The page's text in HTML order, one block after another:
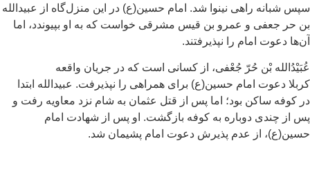
شبانه راهی نینوا شد. امام حسین(ع) در این منزل‌گاه از عبیدالله
حر جعفی و عمرو بن قیس مشرقی خواست که به او بپیوندد، اما
دعوت امام را نپذیرفتند.
بْن حُرّ جُعْفی، از کسانی است که در جریان واقعه
دعوت امام حسین(ع) برای همراهی را نپذیرفت. عبیدالله ابتدا
کوفه ساکن بود؛ اما پس از قتل عثمان به شام نزد معاویه رفت و
از چندی دوباره به کوفه بازگشت. او پس از شهادت امام
از عدم پذیرش دعوت امام پشیمان شد.